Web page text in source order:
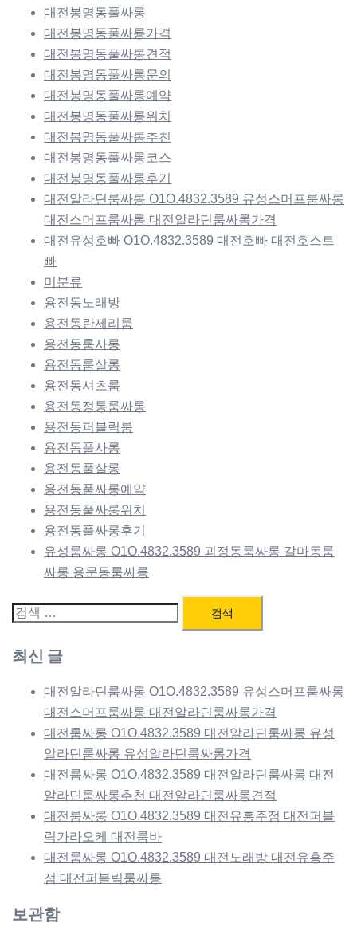
대전봉명동풀싸롱
대전봉명동풀싸롱가격
대전봉명동풀싸롱견적
대전봉명동풀싸롱문의
대전봉명동풀싸롱예약
대전봉명동풀싸롱위치
대전봉명동풀싸롱추천
대전봉명동풀싸롱코스
대전봉명동풀싸롱후기
대전알라딘룸싸롱 O1O.4832.3589 유성스머프룸싸롱
대전스머프룸싸롱 대전알라딘룸싸롱가격
대전유성호빠 O1O.4832.3589 대전호빠 대전호스트
빠
미분류
용전동노래방
용전동란제리룸
용전동룸사롱
용전동룸살롱
용전동셔츠룸
용전동정통룸싸롱
용전동퍼블릭룸
용전동풀사롱
용전동풀살롱
용전동풀싸롱예약
용전동풀싸롱위치
용전동풀싸롱후기
유성룸싸롱 O1O.4832.3589 괴정동룸싸롱 갈마동룸
싸롱 용문동룸싸롱
검
최신 글
대전알라딘룸싸롱 O1O.4832.3589 유성스머프룸싸롱
대전스머프룸싸롱 대전알라딘룸싸롱가격
대전룸싸롱 O1O.4832.3589 대전알라딘룸싸롱 유성
알라딘룸싸롱 유성알라딘룸싸롱가격
대전룸싸롱 O1O.4832.3589 대전알라딘룸싸롱 대전
알라딘룸싸롱추천 대전알라딘룸싸롱견적
대전룸싸롱 O1O.4832.3589 대전유흥주점 대전퍼블
릭가라오케 대전룸바
대전룸싸롱 O1O.4832.3589 대전노래방 대전유흥주
점 대전퍼블릭룸싸롱
보관함